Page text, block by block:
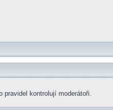
pravidel kontrolují moderátoři.